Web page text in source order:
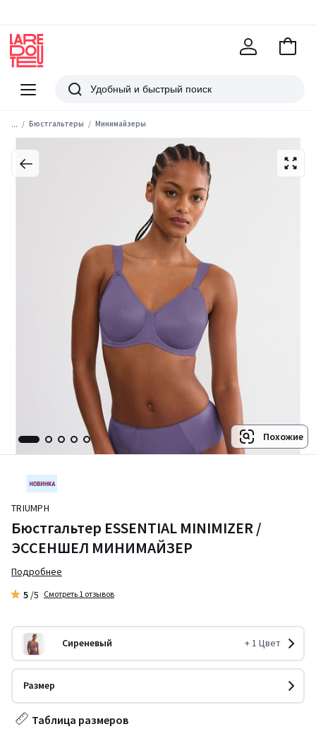
Меню
Redoute
Поиск
В
... Бюстгальтеры Минимайзеры
Похожие
TRIUMPH
Бюстгальтер ESSENTIAL MINIMIZER /
ЭССЕНШЕЛ МИНИМАЙЗЕР
Подробнее
5 /5 Смотреть 1 отзывов
Сиреневый +1 Цвет
Размер
Таблица размеров